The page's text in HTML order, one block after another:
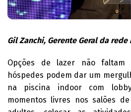
Gil Zanchi, Gerente Geral da
Opções de lazer não
hóspedes podem dar um
na piscina indoor com
momentos livres nos salões